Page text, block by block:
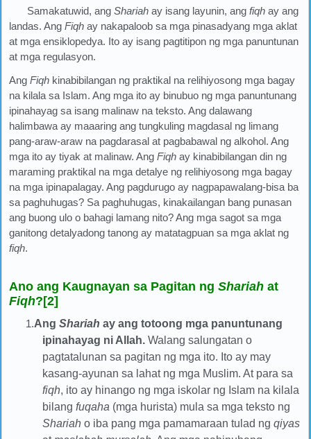
Samakatuwid, angShariah ay isang layunin, angfiqh ay ang
landas. Ang Fiqh ay nakapaloob sa mga pinasadyang mga aklat
at mga ensiklopedya. Ito ay isang pagtitipon ng mga panuntunan
at mga regulasyon.
Ang Fiqh kinabibilangan ng praktikal na relihiyosong mga bagay
na kilala sa Islam. Ang mga ito ay binubuo ng mga panuntunang
ipinahayag sa isang malinaw na teksto. Ang dalawang
halimbawa ay maaaring ang tungkuling magdasal ng limang
pang-araw-araw na pagdarasal at pagbabawal ng alkohol. Ang
mga ito ay tiyak at malinaw. Ang Fiqh ay kinabibilangan din ng
maraming praktikal na mga detalye ng relihiyosong mga bagay
na mga ipinapalagay. Ang pagdurugo ay nagpapawalang-bisa ba
sa paghuhugas? Sa paghuhugas, kinakailangan bang punasan
ang buong ulo o bahagi lamang nito? Ang mga sagot sa mga
ganitong detalyadong tanong ay matatagpuan sa mga aklat ng
fiqh.
Ano ang Kaugnayan sa Pagitan ng Shariah at
Fiqh?[2]
1.Ang Shariah ay ang totoong mga panuntunang
ipinahayag ni Allah. Walang salungatan o
pagtatalunan sa pagitan ng mga ito. Ito ay may
kasang-ayunan sa lahat ng mga Muslim. At para sa
fiqh, ito ay hinango ng mga iskolar ng Islam na kilala
bilang fuqaha (mga hurista) mula sa mga teksto ng
Shariah o iba pang mga pamamaraan tulad ng qiyas